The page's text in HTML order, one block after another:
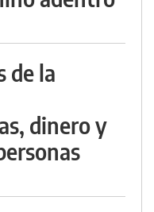
de la
dinero y